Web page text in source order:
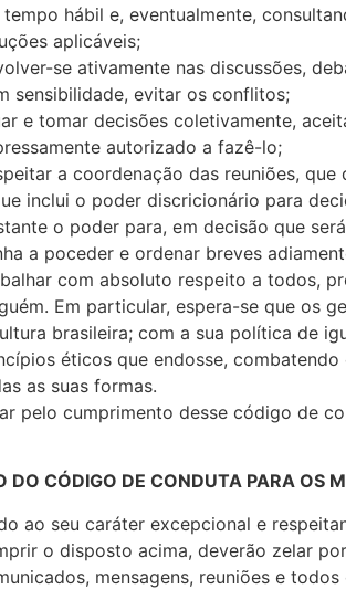
tempo hábil e, eventualmente,
aplicáveis;
se ativamente nas discussões,
sensibilidade, evitar os conflitos;
e tomar decisões coletivamente,
autorizado a fazê-lo;
a coordenação das reuniões,
inclui o poder discricionário para
o poder para, em decisão que
a poceder e ordenar breves
com absoluto respeito a todos,
Em particular, espera-se que os
brasileira; com a sua política de
éticos que endosse,
as suas formas.
pelo cumprimento desse código de
DO CÓDIGO DE CONDUTA PARA OS
ao seu caráter excepcional e
o disposto acima, deverão zelar
mensagens, reuniões e